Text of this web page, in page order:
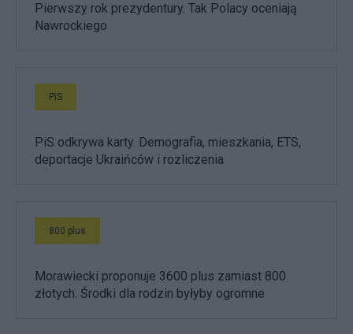
Pierwszy rok prezydentury. Tak Polacy oceniają
Nawrockiego
PiS
PiS odkrywa karty. Demografia, mieszkania, ETS,
deportacje Ukraińców i rozliczenia
800 plus
Morawiecki proponuje 3600 plus zamiast 800
złotych. Środki dla rodzin byłyby ogromne